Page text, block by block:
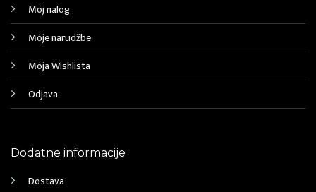
Moj nalog
Moje narudžbe
Moja Wishlista
Odjava
Dodatne informacije
Dostava